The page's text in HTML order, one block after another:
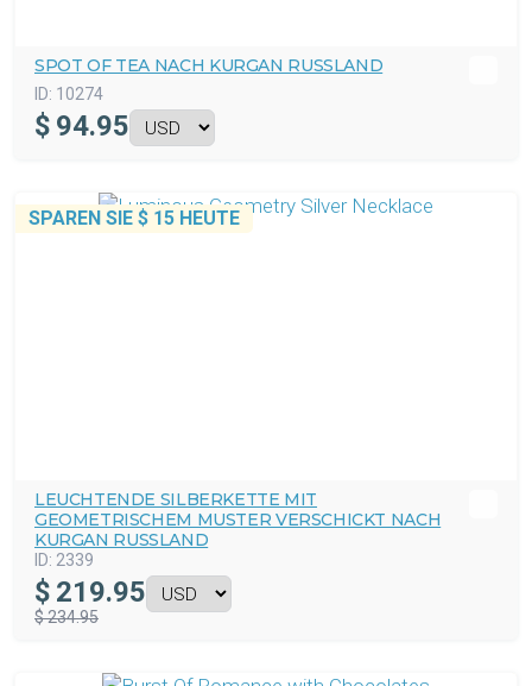
SPOT OF TEA NACH KURGAN RUSSLAND
ID: 10274
$ 94.95
SPAREN SIE $ 15 HEUTE
LEUCHTENDE SILBERKETTE MIT
GEOMETRISCHEM MUSTER VERSCHICKT NACH
KURGAN RUSSLAND
ID: 2339
$ 219.95
$ 234.95